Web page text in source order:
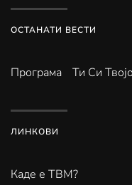
ОСТАНАТИ ВЕСТИ
Програма Ти Си
ЛИНКОВИ
Каде е ТВМ?